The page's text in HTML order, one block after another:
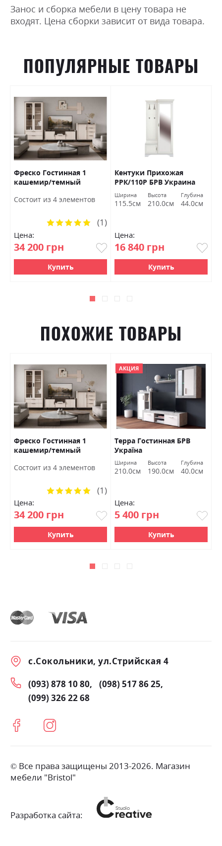
Занос и сборка мебели в цену товара не
входят. Цена сборки зависит от вида товара.
ПОПУЛЯРНЫЕ ТОВАРЫ
Фреско Гостинная 1
кашемир/темный
Состоит из 4 элементов
Цена:
34 200 грн
Рейтинг:
(1)
Купить
Кентуки Прихожая
РРК/110Р БРВ Украина
Ширина
115.5см
Высота
210.0см
Глубина
44.0см
Цена:
16 840 грн
Купить
ПОХОЖИЕ ТОВАРЫ
Фреско Гостинная 1
кашемир/темный
Состоит из 4 элементов
Цена:
34 200 грн
Рейтинг:
(1)
Купить
АКЦИЯ
Терра Гостинная БРВ
Україна
Ширина
210.0см
Высота
190.0см
Глубина
40.0см
Цена:
5 400 грн
Купить
с.Сокольники, ул.Стрийская 4
(093) 878 10 80
(098) 517 86 25
(099) 326 22 68
© Все права защищены 2013-2026. Магазин
мебели "Bristol"
Разработка сайта: